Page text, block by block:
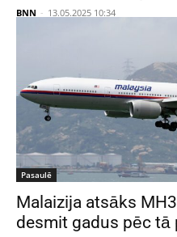
BNN - 13.05.2025 10:34
Pasaulē
Malaizija atsāks
desmit gadus pēc tā